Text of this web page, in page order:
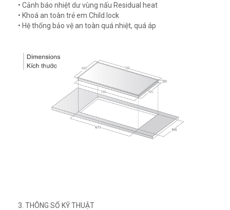
• Cảnh báo nhiệt dư vùng nấu Residual heat
• Khoá an toàn trẻ em Child lock
• Hệ thống bảo vệ an toàn quá nhiệt, quá áp
3. THÔNG SỐ KỸ THUẬT